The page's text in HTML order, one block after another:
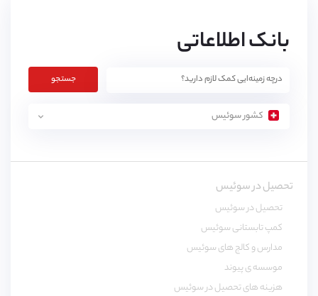
بانک اطلاعاتی
جستجو
کشور سوئیس
تحصیل در سوئیس
تحصیل در سوئیس
کمپ تابستانی سوئیس
مدارس و کالج های سوئیس
موسسه ی پیوند
هزینه های تحصیل در سوئیس